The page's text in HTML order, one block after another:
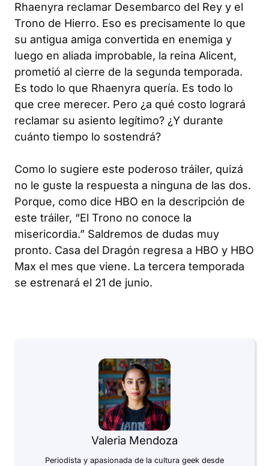
Rhaenyra reclamar Desembarco del Rey y el
Trono de Hierro. Eso es precisamente lo que
su antigua amiga convertida en enemiga y
luego en aliada improbable, la reina Alicent,
prometió al cierre de la segunda temporada.
Es todo lo que Rhaenyra quería. Es todo lo
que cree merecer. Pero ¿a qué costo logrará
reclamar su asiento legítimo? ¿Y durante
cuánto tiempo lo sostendrá?
Como lo sugiere este poderoso tráiler, quizá
no le guste la respuesta a ninguna de las dos.
Porque, como dice HBO en la descripción de
este tráiler, “El Trono no conoce la
misericordia.” Saldremos de dudas muy
pronto. Casa del Dragón regresa a HBO y HBO
Max el mes que viene. La tercera temporada
se estrenará el 21 de junio.
Valeria Mendoza
Periodista y apasionada de la cultura geek desde